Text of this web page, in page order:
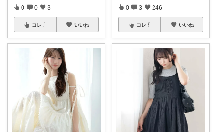
0 0 3
コレ いいね
0 3 246
コレ いいね